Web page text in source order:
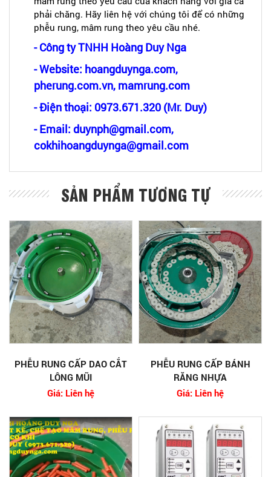
phải chăng. Hãy liên hệ với chúng tôi để có những
phễu rung, mâm rung theo yêu cầu nhé.
- Công ty TNHH Hoàng Duy Nga
- Website: hoangduynga.com,
pherung.com.vn, mamrung.com
- Điện thoại: 0973.671.320 (Mr. Duy)
- Email: duynph@gmail.com,
cokhihoangduynga@gmail.com
SẢN PHẨM TƯƠNG TỰ
PHỄU RUNG CẤP DAO CẮT
LÔNG MŨI
Giá: Liên hệ
PHỄU RUNG CẤP BÁNH
RĂNG NHỰA
Giá: Liên hệ